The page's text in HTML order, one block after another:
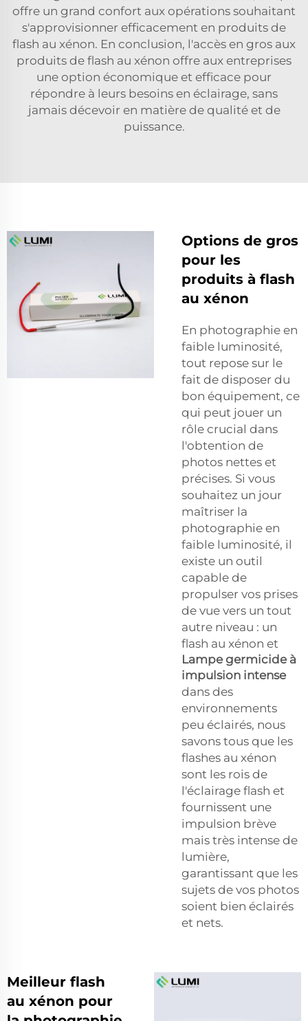
offre un grand confort aux opérations souhaitant
s'approvisionner efficacement en produits de
flash au xénon. En conclusion, l'accès en gros aux
produits de flash au xénon offre aux entreprises
une option économique et efficace pour
répondre à leurs besoins en éclairage, sans
jamais décevoir en matière de qualité et de
puissance.
Options de gros
pour les
produits à flash
au xénon
En photographie en
faible luminosité,
tout repose sur le
fait de disposer du
bon équipement, ce
qui peut jouer un
rôle crucial dans
l'obtention de
photos nettes et
précises. Si vous
souhaitez un jour
maîtriser la
photographie en
faible luminosité, il
existe un outil
capable de
propulser vos prises
de vue vers un tout
autre niveau : un
flash au xénon et
Lampe germicide à
impulsion intense
dans des
environnements
peu éclairés, nous
savons tous que les
flashes au xénon
sont les rois de
l'éclairage flash et
fournissent une
impulsion brève
mais très intense de
lumière,
garantissant que les
sujets de vos photos
soient bien éclairés
et nets.
Meilleur flash
au xénon pour